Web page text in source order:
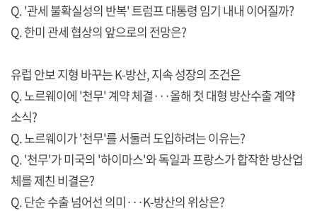
Q. '관세 불확실성의 반복' 트럼프 대통령 임기 내내 이어질까?
Q. 한미 관세 협상의 앞으로의 전망은?
유럽 안보 지형 바꾸는 K-방산, 지속 성장의 조건은
Q. 노르웨이에 '천무' 계약 체결···올해 첫 대형 방산수출 계약
소식?
Q. 노르웨이가 '천무'를 서둘러 도입하려는 이유는?
Q. '천무'가 미국의 '하이마스'와 독일과 프랑스가 합작한 방산업
체를 제친 비결은?
Q. 단순 수출 넘어선 의미···K-방산의 위상은?